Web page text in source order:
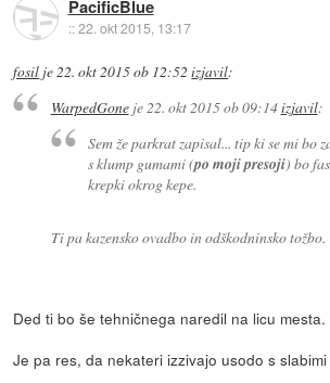
PacificBlue
::22. okt 2015, 13:17
fosil je22. okt 2015 ob 12:52 izjavil:
WarpedGoneje22. okt 2015 ob 09:14izjavil:
Sem že parkrat zapisal... tip ki se mi bo
s klump gumami (po moji presoji) bo
krepki okrog kepe.
Ti pa kazensko ovadbo in odškodninsko tožbo.
Ded ti bo še tehničnega naredil na licu mesta.
Je pa res, da nekateri izzivajo usodo s slabimi